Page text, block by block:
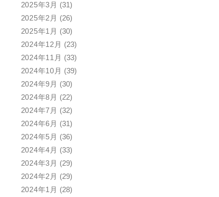
2025年3月 (31)
2025年2月 (26)
2025年1月 (30)
2024年12月 (23)
2024年11月 (33)
2024年10月 (39)
2024年9月 (30)
2024年8月 (22)
2024年7月 (32)
2024年6月 (31)
2024年5月 (36)
2024年4月 (33)
2024年3月 (29)
2024年2月 (29)
2024年1月 (28)